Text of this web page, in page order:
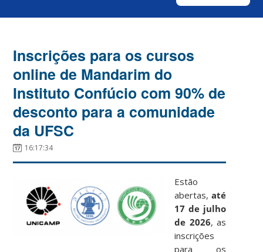
Inscrições para os cursos
online de Mandarim do
Instituto Confúcio com 90% de
desconto para a comunidade
da UFSC
16:17:34
Estão
abertas, até
17 de julho
de 2026, as
inscrições
para os